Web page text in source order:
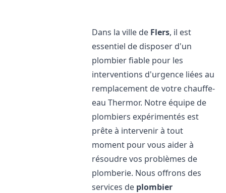
Dans la ville de Flers, il est
essentiel de disposer d'un
plombier fiable pour les
interventions d'urgence liées au
remplacement de votre chauffe-
eau Thermor. Notre équipe de
plombiers expérimentés est
prête à intervenir à tout
moment pour vous aider à
résoudre vos problèmes de
plomberie. Nous offrons des
services de plombier